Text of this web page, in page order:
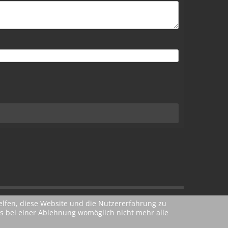
Folge uns doch auf:
diese Website und die Nutzererfahrung zu
bei einer Ablehnung womöglich nicht mehr alle